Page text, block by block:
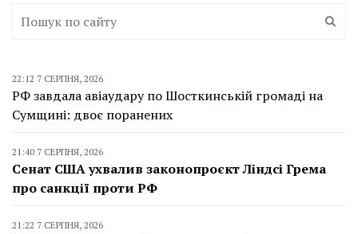
22:12 7 СЕРПНЯ, 2026
РФ завдала авіаудару по Шосткинській громаді на
Сумщині: двоє поранених
21:40 7 СЕРПНЯ, 2026
Сенат США ухвалив законопроєкт Ліндсі Грема
про санкції проти РФ
21:22 7 СЕРПНЯ, 2026